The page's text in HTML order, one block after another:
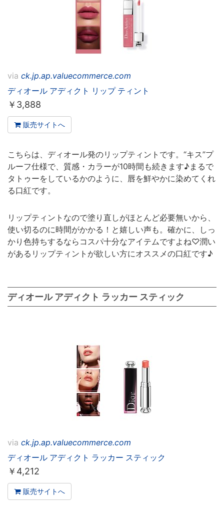
via ck.jp.ap.valuecommerce.com
ディオール アディクト リップ ティント
￥ 3,888
販売サイトへ
こちらは、ディオール発のリップティントです。“キス”プ
ルーフ仕様で、質感・カラーが10時間も続きます♪まるで
タトゥーをしているかのように、唇を鮮やかに染めてくれ
る口紅です。
リップティントなので塗り直しがほとんど必要無いから、
使い切るのに時間がかかる！と嬉しい声も。確かに、しっ
かり色持ちするならコスパ十分なアイテムですよね♡潤い
があるリップティントが欲しい方にオススメの口紅です♪
ディオール アディクト ラッカー スティック
via ck.jp.ap.valuecommerce.com
ディオール アディクト ラッカー スティック
￥ 4,212
販売サイトへ